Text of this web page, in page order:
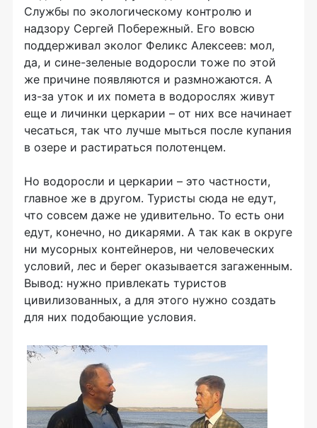
Службы по экологическому контролю и
надзору Сергей Побережный. Его вовсю
поддерживал эколог Феликс Алексеев: мол,
да, и сине-зеленые водоросли тоже по этой
же причине появляются и размножаются. А
из-за уток и их помета в водорослях живут
еще и личинки церкарии – от них все начинает
чесаться, так что лучше мыться после купания
в озере и растираться полотенцем.
Но водоросли и церкарии – это частности,
главное же в другом. Туристы сюда не едут,
что совсем даже не удивительно. То есть они
едут, конечно, но дикарями. А так как в округе
ни мусорных контейнеров, ни человеческих
условий, лес и берег оказывается загаженным.
Вывод: нужно привлекать туристов
цивилизованных, а для этого нужно создать
для них подобающие условия.